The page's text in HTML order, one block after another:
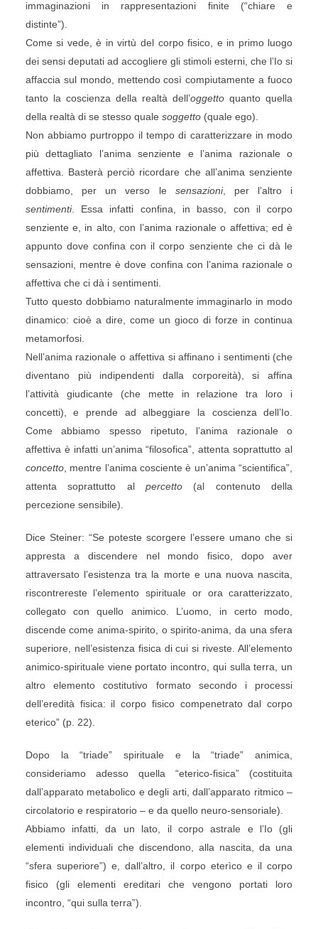
immaginazioni in rappresentazioni finite (“chiare e
distinte”).
Come si vede, è in virtù del corpo fisico, e in primo luogo
dei sensi deputati ad accogliere gli stimoli esterni, che l’Io si
affaccia sul mondo, mettendo così compiutamente a fuoco
tanto la coscienza della realtà dell’oggetto quanto quella
della realtà di se stesso quale soggetto(quale ego).
Non abbiamo purtroppo il tempo di caratterizzare in modo
più dettagliato l’anima senziente e l’anima razionale o
affettiva. Basterà perciò ricordare che all’anima senziente
dobbiamo, per un verso le sensazioni, per l’altro i
sentimenti. Essa infatti confina, in basso, con il corpo
senziente e, in alto, con l’anima razionale o affettiva; ed è
appunto dove confina con il corpo senziente che ci dà le
sensazioni, mentre è dove confina con l’anima razionale o
affettiva che ci dà i sentimenti.
Tutto questo dobbiamo naturalmente immaginarlo in modo
dinamico: cioè a dire, come un gioco di forze in continua
metamorfosi.
Nell’anima razionale o affettiva si affinano i sentimenti (che
diventano più indipendenti dalla corporeità), si affina
l’attività giudicante (che mette in relazione tra loro i
concetti), e prende ad albeggiare la coscienza dell’Io.
Come abbiamo spesso ripetuto, l’anima razionale o
affettiva è infatti un’anima “filosofica”, attenta soprattutto al
concetto, mentre l’anima cosciente è un’anima “scientifica”,
attenta soprattutto al percetto (al contenuto della
percezione sensibile).
Dice Steiner: “Se poteste scorgere l’essere umano che si
appresta a discendere nel mondo fisico, dopo aver
attraversato l’esistenza tra la morte e una nuova nascita,
riscontrereste l’elemento spirituale or ora caratterizzato,
collegato con quello animico. L’uomo, in certo modo,
discende come anima-spirito, o spirito-anima, da una sfera
superiore, nell’esistenza fisica di cui si riveste. All’elemento
animico-spirituale viene portato incontro, qui sulla terra, un
altro elemento costitutivo formato secondo i processi
dell’eredità fisica: il corpo fisico compenetrato dal corpo
eterico” (p. 22).
Dopo la “triade” spirituale e la “triade” animica,
consideriamo adesso quella “eterico-fisica” (costituita
dall’apparato metabolico e degli arti, dall’apparato ritmico –
circolatorio e respiratorio – e da quello neuro-sensoriale).
Abbiamo infatti, da un lato, il corpo astrale e l’Io (gli
elementi individuali che discendono, alla nascita, da una
“sfera superiore”) e, dall’altro, il corpo eterìco e il corpo
fisico (gli elementi ereditari che vengono portati loro
incontro, “qui sulla terra”).